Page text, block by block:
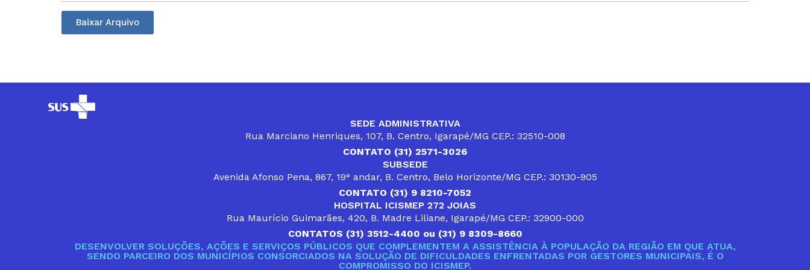
Baixar Arquivo
SEDE ADMINISTRATIVA
Rua Marciano Henriques, 107, B. Centro, Igarapé/MG CEP.: 32510-008
CONTATO (31) 2571-3026
SUBSEDE
Avenida Afonso Pena, 867, 19° andar, B. Centro, Belo Horizonte/MG CEP.: 30130-905
CONTATO (31) 9 8210-7052
HOSPITAL ICISMEP 272 JOIAS
Rua Maurício Guimarães, 420, B. Madre Liliane, Igarapé/MG CEP.: 32900-000
CONTATOS (31) 3512-4400 ou (31) 9 8309-8660
DESENVOLVER SOLUÇÕES, AÇÕES E SERVIÇOS PÚBLICOS QUE COMPLEMENTEM A ASSISTÊNCIA À POPULAÇÃO DA REGIÃO EM QUE ATUA,
SENDO PARCEIRO DOS MUNICÍPIOS CONSORCIADOS NA SOLUÇÃO DE DIFICULDADES ENFRENTADAS POR GESTORES MUNICIPAIS, É O
COMPROMISSO DO ICISMEP.